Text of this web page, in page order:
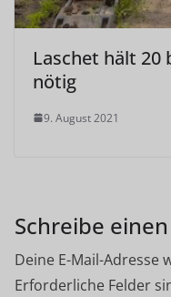
Laschet hält 20
nötig
9. August 2021
Schreibe
Deine E-Mail-
Erforderliche Felder